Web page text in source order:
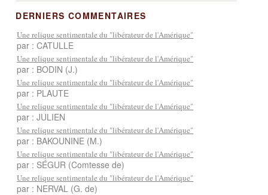
DERNIERS COMMENTAIRES
Une relique sentimentale du "libérateur de l'Amérique"
par : CATULLE
Une relique sentimentale du "libérateur de l'Amérique"
par : BODIN (J.)
Une relique sentimentale du "libérateur de l'Amérique"
par : PLAUTE
Une relique sentimentale du "libérateur de l'Amérique"
par : JULIEN
Une relique sentimentale du "libérateur de l'Amérique"
par : BAKOUNINE (M.)
Une relique sentimentale du "libérateur de l'Amérique"
par : SÉGUR (Comtesse de)
Une relique sentimentale du "libérateur de l'Amérique"
par : NERVAL (G. de)